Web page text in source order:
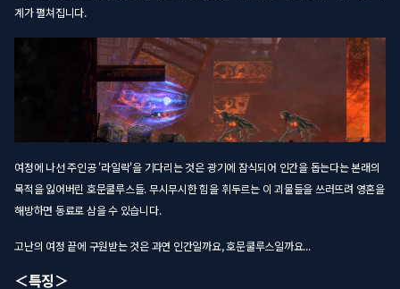
계가 펼쳐집니다.
여정에 나선 주인공 '라일락'을 기다리는 것은 광기에 잠식되어 인간을 돕는다는 본래의
목적을 잃어버린 호문쿨루스들. 무시무시한 힘을 휘두르는 이 괴물들을 쓰러뜨려 영혼을
해방하면 동료로 삼을 수 있습니다.
고난의 여정 끝에 구원받는 것은 과연 인간일까요, 호문쿨루스일까요...
＜특징＞